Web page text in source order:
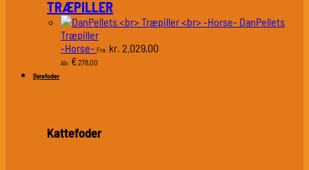
TRÆPILLER
DanPellets
Træpiller
-Horse- Fra: kr. 2.029,00
Ab: €278,00
Dyrefoder
Kattefoder